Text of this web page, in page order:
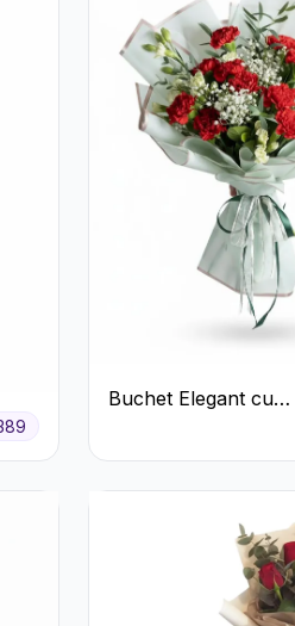
Buchet Elegant cu
Floarea Miresei